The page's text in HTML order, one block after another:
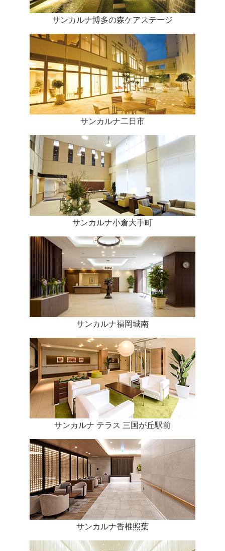
サンカルナ博多の森ケアステージ
サンカルナ二日市
サンカルナ小倉大手町
サンカルナ福岡城南
サンカルナ テラス 三国が丘駅前
サンカルナ香椎照葉